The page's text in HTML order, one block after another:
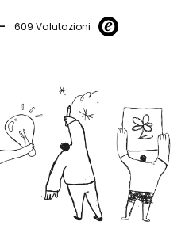
609 Valutazioni